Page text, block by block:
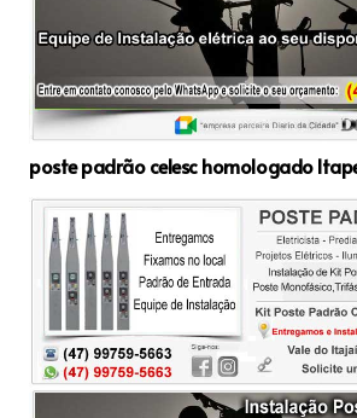
poste padrão celesc homologado